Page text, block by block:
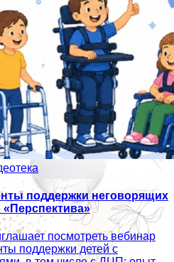
поддержки неговорящих
посмотреть вебинар
поддержки детей с